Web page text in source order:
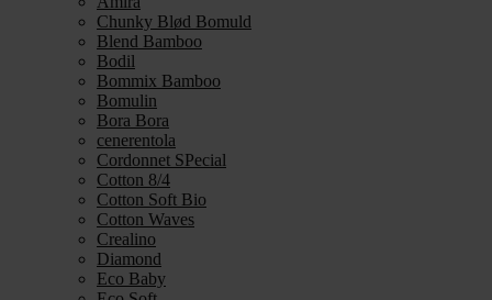
Chunky Blød Bomuld
Blend Bamboo
Bodil
Bommix Bamboo
Bomulin
Bora Bora
cenerentola
Cordonnet SPecial
Cotton 8/4
Cotton Soft Bio
Cotton Waves
Crealino
Diamond
Eco Baby